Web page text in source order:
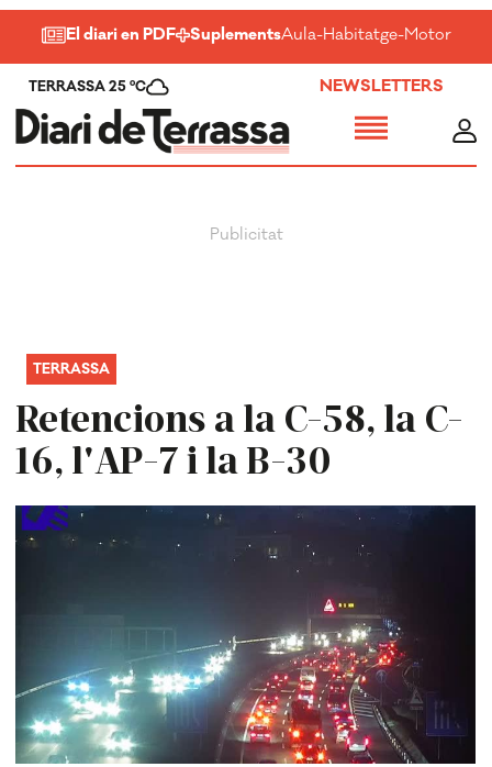
El diari en PDF SuplementsAula-Habitatge-Motor-
TERRASSA 25 ºC NEWSLETTERS
Retencions a la C-58, la C-
16, l'AP-7 i la B-30
TERRASSA